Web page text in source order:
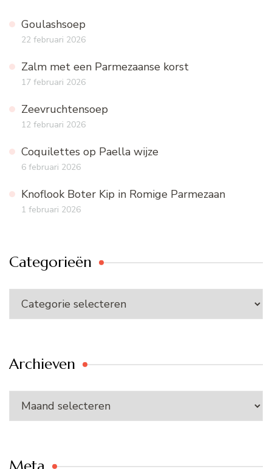
Goulashsoep
22 februari 2026
Zalm met een Parmezaanse korst
17 februari 2026
Zeevruchtensoep
12 februari 2026
Coquilettes op Paella wijze
6 februari 2026
Knoflook Boter Kip in Romige Parmezaan
1 februari 2026
Categorieën
Categorieën
Archieven
Archieven